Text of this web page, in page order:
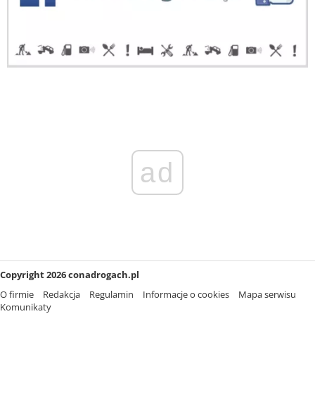
ad
Copyright 2026 conadrogach.pl
O firmie
Redakcja Regulamin Informacje o cookies
Mapa serwisu
Komunikaty